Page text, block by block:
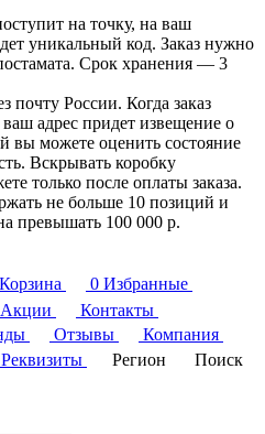
на точку, на ваш
уникальный код. Заказ нужно
Срок хранения — 3
почту России. Когда заказ
адрес придет извещение о
вы можете оценить состояние
Вскрывать коробку
только после оплаты заказа.
не больше 10 позиций и
превышать 100 000 р.
Корзина 0 Избранные
Акции
Контакты
Отзывы
Компания
Реквизиты Регион
Поиск